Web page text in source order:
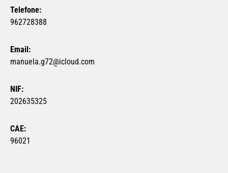
Telefone:
962728388
Email:
manuela.g72@icloud.com
NIF:
202635325
CAE:
96021